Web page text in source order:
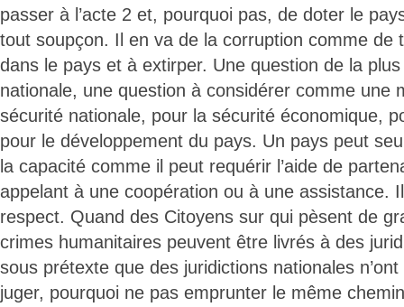
passer à l’acte 2 et, pourquoi pas, de doter le
tout soupçon. Il en va de la corruption comme de
dans le pays et à extirper. Une question de la
nationale, une question à considérer comme une
sécurité nationale, pour la sécurité économique,
pour le développement du pays. Un pays peut
la capacité comme il peut requérir l’aide de
appelant à une coopération ou à une assistance.
respect. Quand des Citoyens sur qui pèsent de
crimes humanitaires peuvent être livrés à des
sous prétexte que des juridictions nationales
juger, pourquoi ne pas emprunter le même